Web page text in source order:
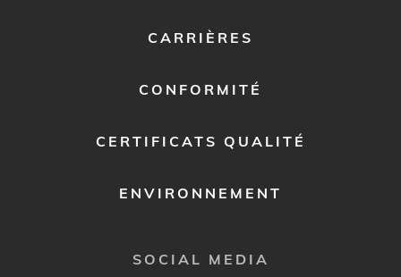
CARRIÈRES
CONFORMITÉ
CERTIFICATS QUALITÉ
ENVIRONNEMENT
SOCIAL MEDIA